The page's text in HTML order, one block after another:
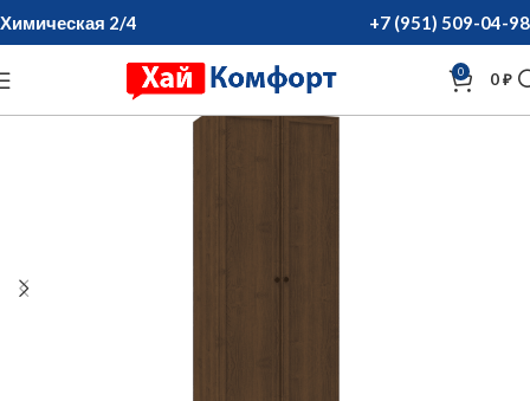
Химическая 2/4 +7 (951) 509-04-98
0 0₽